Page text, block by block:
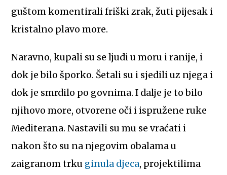
guštom komentirali friški zrak, žuti pijesak i
kristalno plavo more.
Naravno, kupali su se ljudi u moru i ranije, i
dok je bilo šporko. Šetali su i sjedili uz njega i
dok je smrdilo po govnima. I dalje je to bilo
njihovo more, otvorene oči i ispružene ruke
Mediterana. Nastavili su mu se vraćati i
nakon što su na njegovim obalama u
zaigranom trku ginula djeca, projektilima